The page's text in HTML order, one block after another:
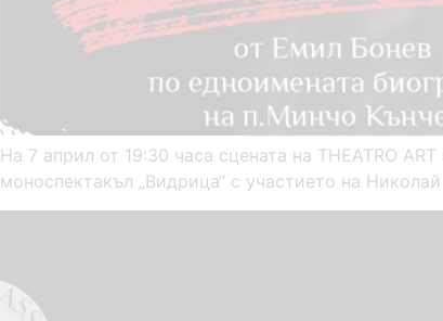
На 7 април от 19:30 часа сцената на THEATRO
моноспектакъл „Видрица“ с участието на